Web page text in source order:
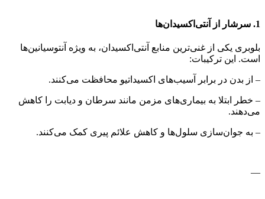
1. سرشار از آنتی‌اکسیدان‌ها
بلوبری یکی از غنی‌ترین منابع آنتی‌اکسیدان، به ویژه آنتوسیانین‌ها
است. این ترکیبات:
– از بدن در برابر آسیب‌های اکسیداتیو محافظت می‌کنند.
– خطر ابتلا به بیماری‌های مزمن مانند سرطان و دیابت را کاهش
می‌دهند.
– به جوان‌سازی سلول‌ها و کاهش علائم پیری کمک می‌کنند.
—